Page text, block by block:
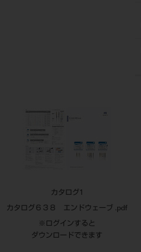
カタログ1
カタログ６３８ エンドウェーブ .pdf
※ログインすると
ダウンロードできます